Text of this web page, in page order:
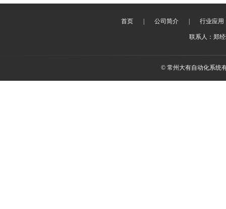
首页 公司简介 行业应用
联系人：郑
© 常州大有自动化系统